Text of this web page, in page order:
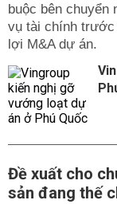
buộc bên chuyển
vụ tài chính trước
lợi M&A dự án.
Đề xuất cho
sản đang thế